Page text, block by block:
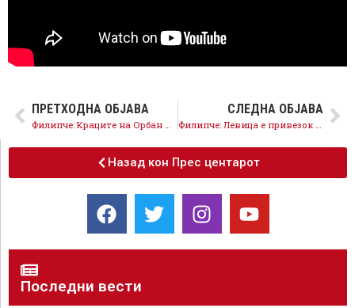
ПРЕТХОДНА ОБЈАВА
Филипче: Краците на Орбан и Вучиќ коишто водат до Мицкоски ќе се демонтираат
СЛЕДНА ОБЈАВА
Филипче: Левица е привезок на ВМРО, ја презема улогата на ЗНАМ
Назад кон Прес центарот
Последни вести